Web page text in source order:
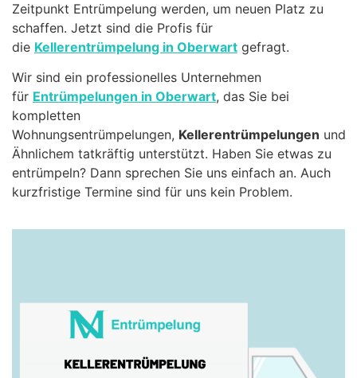
Zeitpunkt Entrümpelung werden, um neuen Platz zu
schaffen. Jetzt sind die Profis für
die Kellerentrümpelung in Oberwart gefragt.
Wir sind ein professionelles Unternehmen
für Entrümpelungen in Oberwart, das Sie bei
kompletten
Wohnungsentrümpelungen, Kellerentrümpelungen und
Ähnlichem tatkräftig unterstützt. Haben Sie etwas zu
entrümpeln? Dann sprechen Sie uns einfach an. Auch
kurzfristige Termine sind für uns kein Problem.